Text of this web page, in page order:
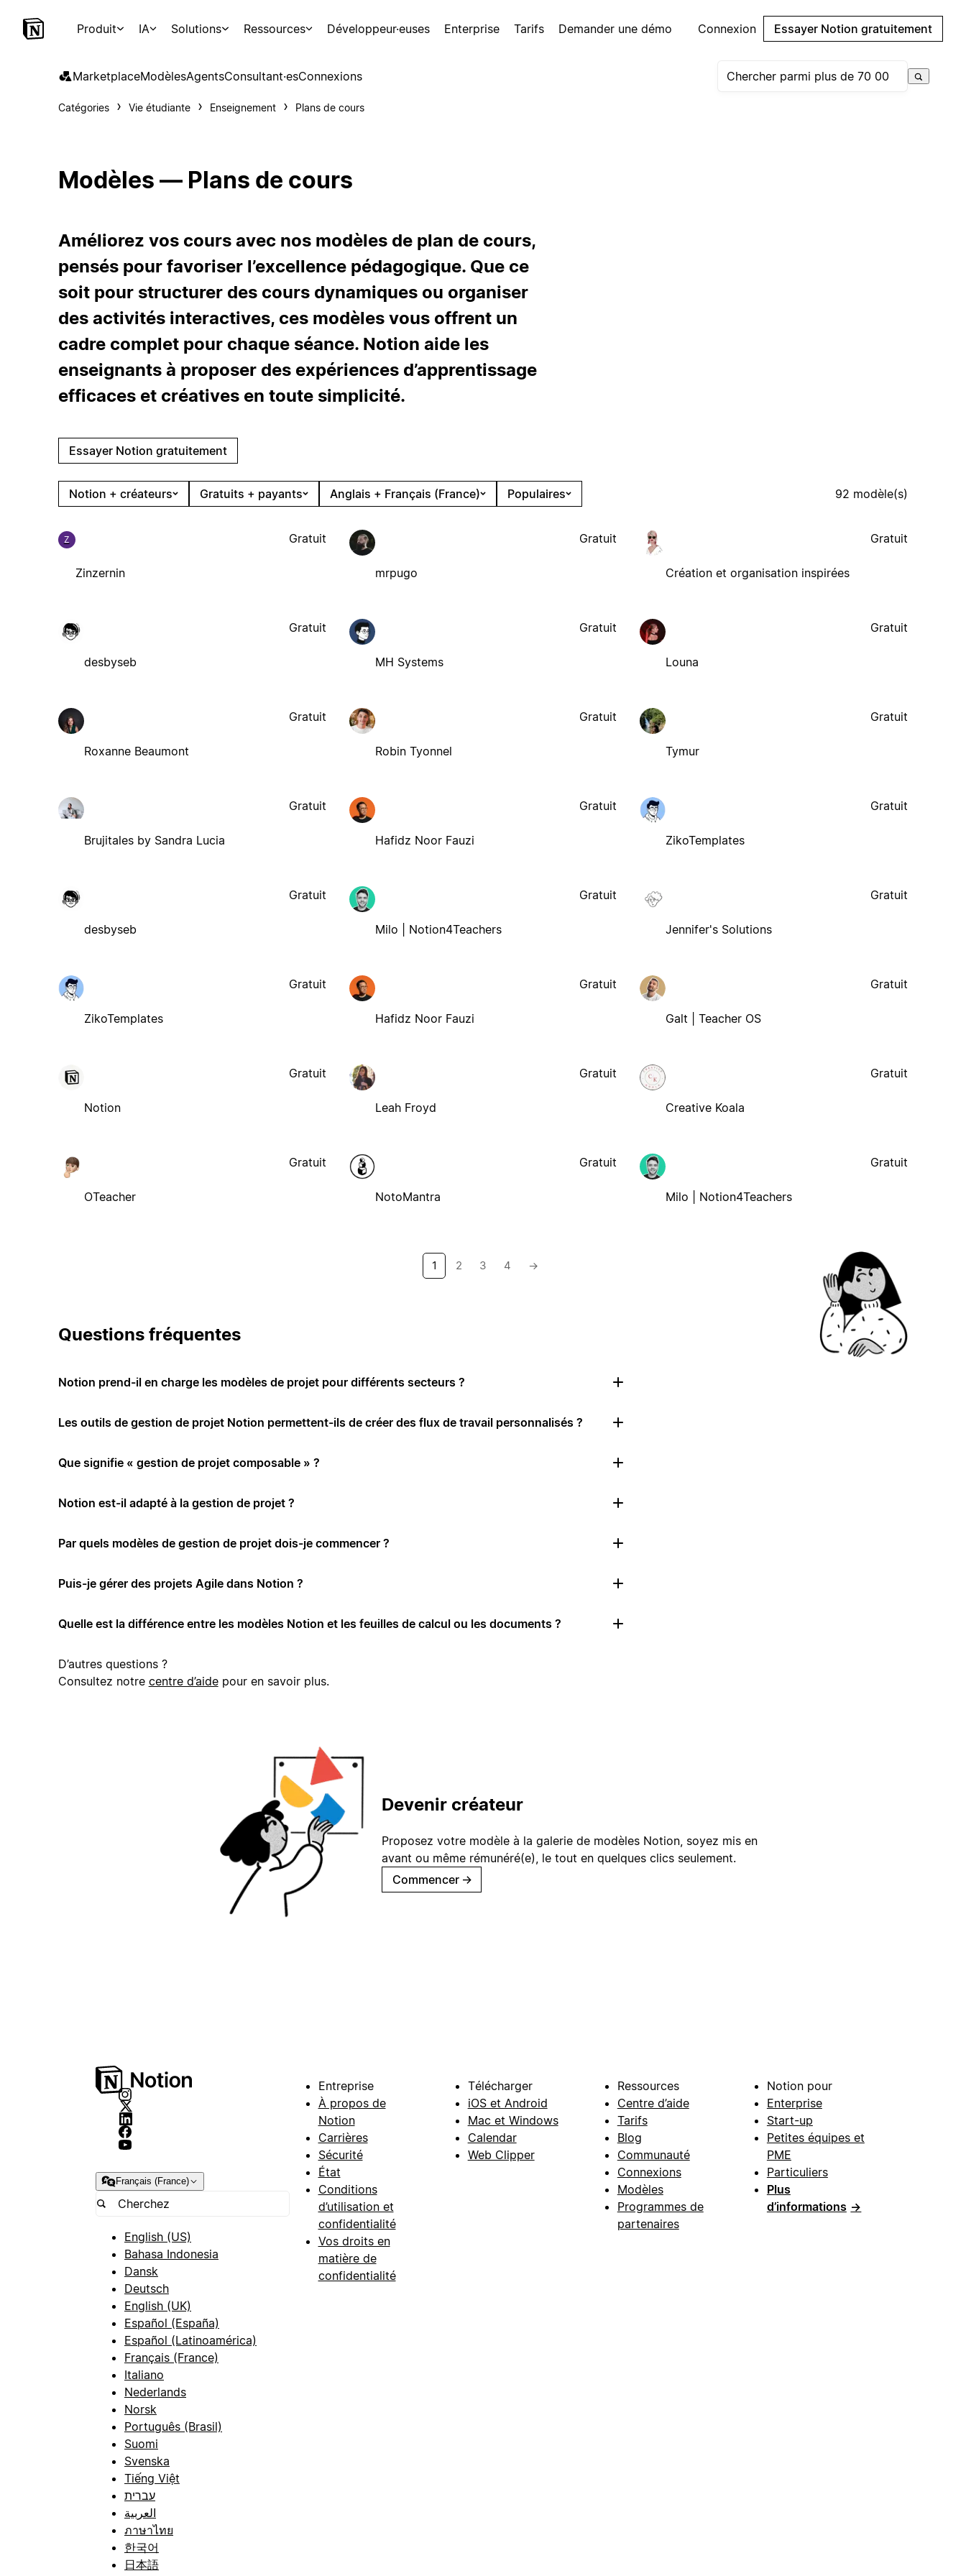
Produit IA Solutions Ressources Développeur·euses Enterprise Tarifs Demander une démo Connexion Essayer Notion gratuitement
MarketplaceModèlesAgentsConsultant·esConnexions
Catégories Vie étudiante Enseignement Plans de cours
Modèles — Plans de cours
Améliorez vos cours avec nos modèles de plan de cours,
pensés pour favoriser l’excellence pédagogique. Que ce
soit pour structurer des cours dynamiques ou organiser
des activités interactives, ces modèles vous offrent un
cadre complet pour chaque séance. Notion aide les
enseignants à proposer des expériences d’apprentissage
efficaces et créatives en toute simplicité.
Essayer Notion gratuitement
Notion + créateurs Gratuits + payants Anglais + Français (France) Populaires 92 modèle(s)
Z
Zinzernin
Gratuit
mrpugo
Gratuit
Création et organisation inspirées
Gratuit
desbyseb
Gratuit
MH Systems
Gratuit
Louna
Gratuit
Roxanne Beaumont
Gratuit
Robin Tyonnel
Gratuit
Tymur
Gratuit
Brujitales by Sandra Lucia
Gratuit
Hafidz Noor Fauzi
Gratuit
ZikoTemplates
Gratuit
desbyseb
Gratuit
Milo | Notion4Teachers
Gratuit
Jennifer's Solutions
Gratuit
ZikoTemplates
Gratuit
Hafidz Noor Fauzi
Gratuit
Galt | Teacher OS
Gratuit
Notion
Gratuit
Leah Froyd
Gratuit
Creative Koala
Gratuit
OTeacher
Gratuit
NotoMantra
Gratuit
Milo | Notion4Teachers
Gratuit
1 2 3 4 →
Questions fréquentes
Notion prend-il en charge les modèles de projet pour différents secteurs ?
Les outils de gestion de projet Notion permettent-ils de créer des flux de travail personnalisés ?
Que signifie « gestion de projet composable » ?
Notion est-il adapté à la gestion de projet ?
Par quels modèles de gestion de projet dois-je commencer ?
Puis-je gérer des projets Agile dans Notion ?
Quelle est la différence entre les modèles Notion et les feuilles de calcul ou les documents ?
D’autres questions ?
Consultez notre centre d’aidepour en savoir plus.
Devenir créateur
Proposez votre modèle à la galerie de modèles Notion, soyez mis en
avant ou même rémunéré(e), le tout en quelques clics seulement.
Commencer →
Français (France)
English (US)
Bahasa Indonesia
Dansk
Deutsch
English (UK)
Español (España)
Español (Latinoamérica)
Français (France)
Italiano
Nederlands
Norsk
Português (Brasil)
Suomi
Svenska
Tiếng Việt
עברית
العربية
ภาษาไทย
한국어
日本語
Entreprise
À propos de
Notion
Carrières
Sécurité
État
Conditions
d’utilisation et
confidentialité
Vos droits en
matière de
confidentialité
Télécharger
iOS et Android
Mac et Windows
Calendar
Web Clipper
Ressources
Centre d’aide
Tarifs
Blog
Communauté
Connexions
Modèles
Programmes de
partenaires
Notion pour
Enterprise
Start-up
Petites équipes et
PME
Particuliers
Plus
d’informations →